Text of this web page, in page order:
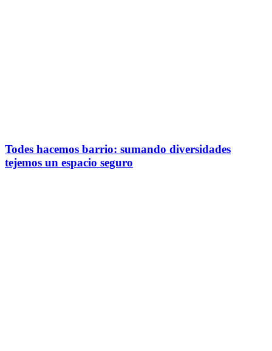
Todes hacemos barrio: sumando diversidades
tejemos un espacio seguro